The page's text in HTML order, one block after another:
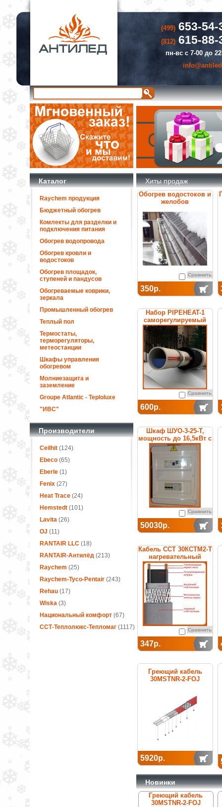
(499)653-54-
(812)615-88-
пн-вс с 7-00 до
Каталог
Raychem продукция
Бюджетный обогрев
Комлекты для разделки и
подключения питания
Обогрев водопровода
Обогрев кровли и
водостоков
Обогрев площадок,
ступеней и пандусов
Обогреваемые коврики,
зеркала
Промышленный обогрев
Теплый пол
Термостаты,
терморегуляторы,
метеостанции
Шкафы управления
обогревом
Молниезащита и
заземление
Groupe Atlantic - Teploluxe
"ИВС"
Производители
Ceilhit(124)
Ebeco(65)
Eberle(1)
Fenix(27)
Heat Trace(24)
Hemstedt(101)
Lavita(26)
OJ (11)
RANTAIR LLC(18)
RANTAIR-Антилёд(213)
Raychem (25)
Raychem-Tyco-Pentair (243)
Rehau(17)
Wiska(3)
Национальный комфорт(67)
ССТ-Теплолюкс-Тепломаг(1117)
Хиты продаж
Обогрев водостоков и
желобов
Сравнить
350р.
Набор PIPEHEAT-1
саморегулируемый
для обогрева
пластиковых труб
Сравнить
600р.
Шкаф ШУО-3-25-T,
мощность до 16,5кВт с
термостатом
Сравнить
50030р.
Кабель ССТ 30КСТМ2-Т
нагревательный
саморегулирующийся
Сравнить
347р.
Греющий кабель
30MSTNR-2-FOJ
5920р.
Новинки
Греющий кабель
30MSTNR-2-FOJ